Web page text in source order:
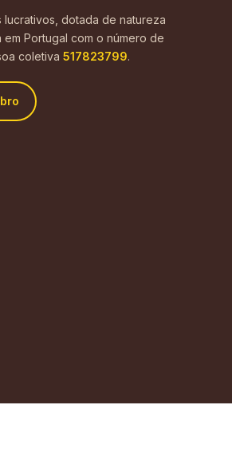
lucrativos, dotada de natureza
Portugal com o número de
coletiva 517823799.